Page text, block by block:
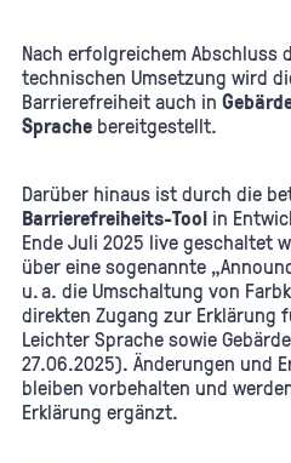
Nach erfolgreichem Abschluss
technischen Umsetzung wird
Barrierefreiheit auch in
Sprache bereitgestellt.
Darüber hinaus ist durch die
Barrierefreiheits-Tool in
Ende Juli 2025 live geschaltet
über eine sogenannte
u. a. die Umschaltung von
direkten Zugang zur Erklärung
Leichter Sprache sowie
27.06.2025). Änderungen und
bleiben vorbehalten und
Erklärung ergänzt.